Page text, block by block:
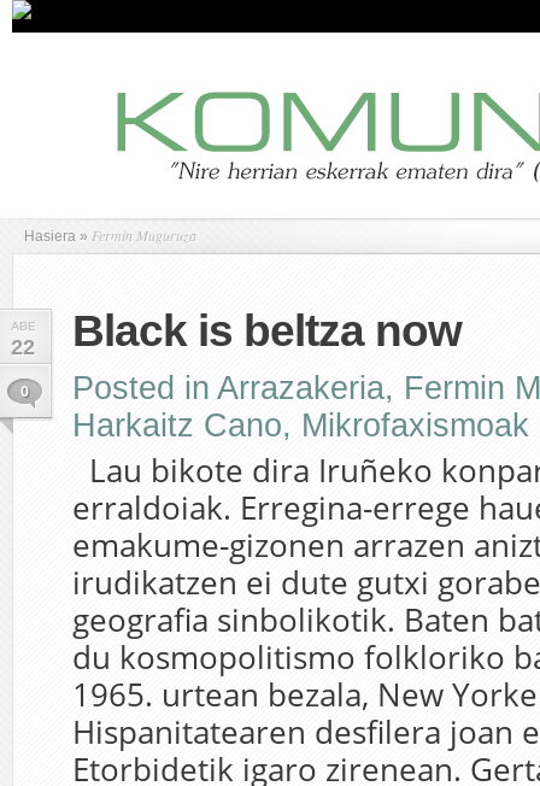
Hasiera » Fermin Muguruza
ABE
22
0
Black is beltza now
Posted in Arrazakeria, Fermin
Harkaitz Cano, Mikrofaxismoak
Lau bikote dira Iruñeko
erraldoiak. Erregina-errege
emakume-gizonen arrazen
irudikatzen ei dute gutxi
geografia sinbolikotik. Baten
du kosmopolitismo folkloriko
1965. urtean bezala, New
Hispanitatearen desfilera joan
Etorbidetik igaro zirenean.